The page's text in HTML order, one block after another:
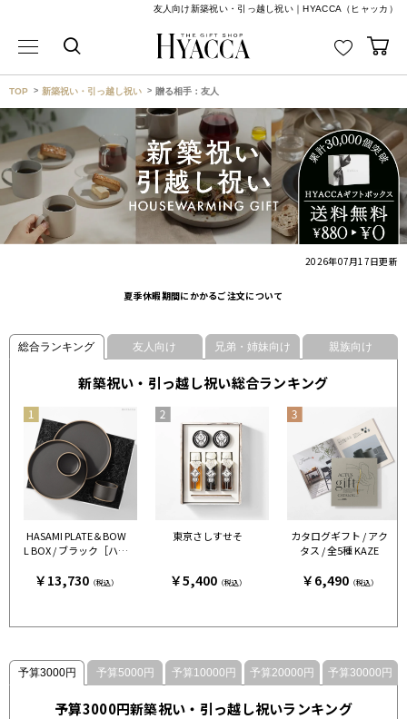
友人向け新築祝い・引っ越し祝い｜HYACCA（ヒャッカ）
TOP 新築祝い・引っ越し祝い 贈る相手：友人
2026年07月17日更新
夏季休暇期間にかかるご注文について
総合ランキング 友人向け 兄弟・姉妹向け 親族向け
新築祝い・引っ越し祝い総合ランキング
HASAMI PLATE＆BOW
L BOX / ブラック［ハサ
￥13,730（税込）
東京さしすせそ
￥5,400（税込）
カタログギフト / アク
タス / 全5種 KAZE
￥6,490（税込）
予算3000円 予算5000円 予算10000円 予算20000円 予算30000円
予算3000円新築祝い・引っ越し祝いランキング